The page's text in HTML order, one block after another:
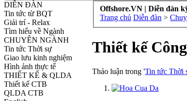
DIỄN ĐÀN
Tin tức từ BQT
Giải trí - Relax
Tìm hiểu về Ngành
CHUYÊN NGÀNH
Tin tức Thời sự
Giao lưu kinh nghiệm
Hình ảnh thực tế
THIẾT KẾ & QLDA
Thiết kế CTB
QLDA CTB
Offshore.VN | Diễn đàn
Trang chủ Diễn đàn >
Thiết kế
Thảo luận trong 'Tin tức Thời